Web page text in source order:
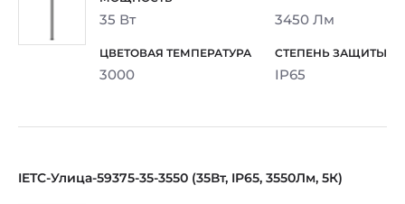
35 Вт 3450 Лм
3000 IP65
IETC-Улица-59375-35-3550 (35Вт, IP65, 3550Лм, 5К)